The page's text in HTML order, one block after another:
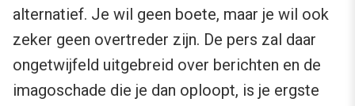
alternatief. Je wil geen boete, maar je wil ook
zeker geen overtreder zijn. De pers zal daar
ongetwijfeld uitgebreid over berichten en de
imagoschade die je dan oploopt, is je ergste